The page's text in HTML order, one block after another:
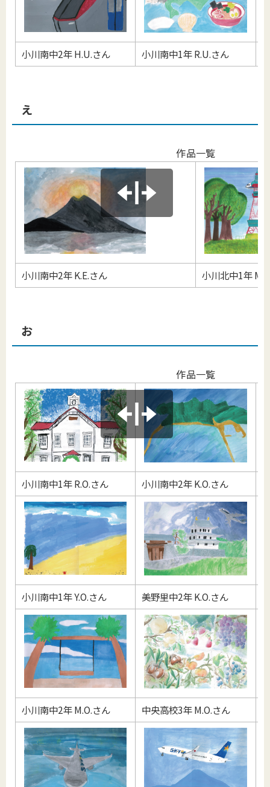
小川南中2年 H.U.さん 小川南中1年 R.U.さん
え
作品一覧
小川南中2年 K.E.さん 小川北中1年
お
作品一覧
小川南中1年 R.O.さん 小川南中2年 K.O.さん
小川南中1年 Y.O.さん 美野里中2年 K.O.さん
小川南中2年 M.O.さん 中央高校3年 M.O.さん